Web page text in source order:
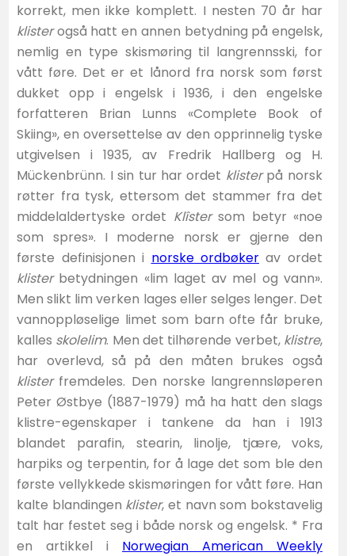
korrekt, men ikke komplett. I nesten 70 år har
klisterogså hatt en annen betydning på engelsk,
nemlig en type skismøring til langrennsski, for
vått føre. Det er et lånord fra norsk som først
dukket opp i engelsk i 1936, i den engelske
forfatteren Brian Lunns «Complete Book of
Skiing», en oversettelse av den opprinnelig tyske
utgivelsen i 1935, av Fredrik Hallberg og H.
Mückenbrünn. I sin tur har ordet klisterpå norsk
røtter fra tysk, ettersom det stammer fra det
middelaldertyske ordet Klîstersom betyr «noe
som spres». I moderne norsk er gjerne den
første definisjonen i norske ordbøkerav ordet
klisterbetydningen «lim laget av mel og vann».
Men slikt lim verken lages eller selges lenger. Det
vannoppløselige limet som barn ofte får bruke,
kalles skolelim. Men det tilhørende verbet, klistre,
har overlevd, så på den måten brukes også
klisterfremdeles. Den norske langrennsløperen
Peter Østbye (1887-1979) må ha hatt den slags
klistre-egenskaper i tankene da han i 1913
blandet parafin, stearin, linolje, tjære, voks,
harpiks og terpentin, for å lage det som ble den
første vellykkede skismøringen for vått føre. Han
kalte blandingen klister, et navn som bokstavelig
talt har festet seg i både norsk og engelsk. * Fra
en artikkel i Norwegian American Weekly